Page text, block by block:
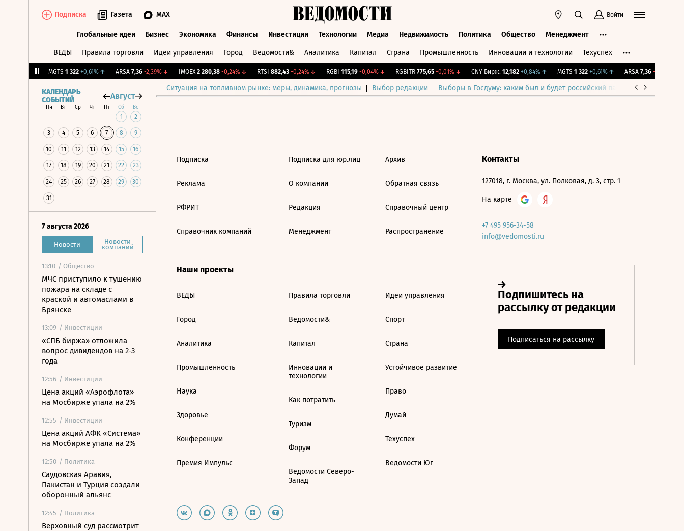
Подписка Газета MAX Войти
Глобальные идеи Бизнес Экономика Финансы Инвестиции Технологии Медиа Недвижимость Политика Общество Менеджмент
ВЕДЫ Правила торговли Идеи управления Город Ведомости& Аналитика Капитал Страна Промышленность Инновации и технологии Техуспех
MGTS 1 322 +0,61%↑ ARSA 7,36 -2,39%↓ IMOEX 2 280,38 -0,24%↓ RTSI 882,43 -0,24%↓ RGBI 115,19 -0,04%↓ RGBITR 775,65 -0,01%↓ CNY Бирж. 12,182 +0,84%↑ MGTS 1 322 +0,61%↑ ARSA 7,36 -2,39%
Ситуация на топливном рынке: меры, динамика, прогнозы Выбор редакции Выборы в Госдуму: каким был и будет российский парламент
КАЛЕНДАРЬ
СОБЫТИЙ
Август
Пн Вт Ср Чт Пт Сб Вс
1 2
3 4 5 6 7 8 9
10 11 12 13 14 15 16
17 18 19 20 21 22 23
24 25 26 27 28 29 30
31
7 августа 2026
Новости Новости
компаний
13:10 / Общество
МЧС приступило к тушению
пожара на складе с
краской и автомаслами в
Брянске
13:09 / Инвестиции
«СПБ биржа» отложила
вопрос дивидендов на 2-3
года
12:56 / Инвестиции
Цена акций «Аэрофлота»
на Мосбирже упала на 2%
12:55 / Инвестиции
Цена акций АФК «Система»
на Мосбирже упала на 2%
12:50 / Политика
Саудовская Аравия,
Пакистан и Турция создали
оборонный альянс
12:45 / Политика
Верховный суд рассмотрит
Подписка
Реклама
РФРИТ
Справочник компаний
Подписка для юр.лиц
О компании
Редакция
Менеджмент
Архив
Обратная связь
Справочный центр
Распространение
Наши проекты
ВЕДЫ
Город
Аналитика
Промышленность
Наука
Здоровье
Конференции
Премия Импульс
Правила торговли
Ведомости&
Капитал
Инновации и
технологии
Как потратить
Туризм
Форум
Ведомости Северо-
Запад
Идеи управления
Спорт
Страна
Устойчивое развитие
Право
Думай
Техуспех
Ведомости Юг
Контакты
127018, г. Москва, ул. Полковая, д. 3, стр. 1
На карте
+7 495 956-34-58
info@vedomosti.ru